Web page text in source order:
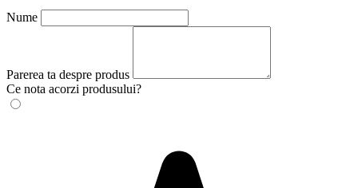
Nume
Parerea ta despre produs
Ce nota acorzi produsului?